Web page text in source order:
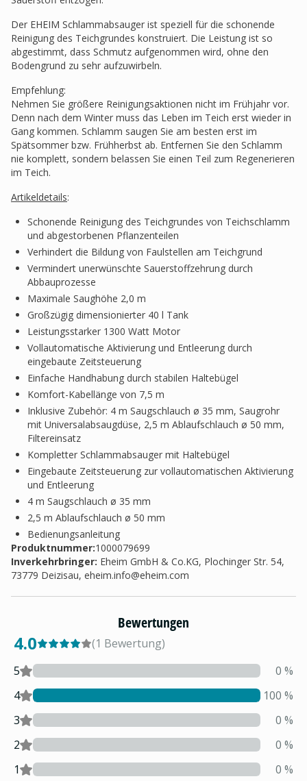
Der EHEIM Schlammabsauger ist speziell für die schonende
Reinigung des Teichgrundes konstruiert. Die Leistung ist so
abgestimmt, dass Schmutz aufgenommen wird, ohne den
Bodengrund zu sehr aufzuwirbeln.
Empfehlung:
Nehmen Sie größere Reinigungsaktionen nicht im Frühjahr vor.
Denn nach dem Winter muss das Leben im Teich erst wieder in
Gang kommen. Schlamm saugen Sie am besten erst im
Spätsommer bzw. Frühherbst ab. Entfernen Sie den Schlamm
nie komplett, sondern belassen Sie einen Teil zum Regenerieren
im Teich.
Artikeldetails:
Schonende Reinigung des Teichgrundes von Teichschlamm
und abgestorbenen Pflanzenteilen
Verhindert die Bildung von Faulstellen am Teichgrund
Vermindert unerwünschte Sauerstoffzehrung durch
Abbauprozesse
Maximale Saughöhe 2,0 m
Großzügig dimensionierter 40 l Tank
Leistungsstarker 1300 Watt Motor
Vollautomatische Aktivierung und Entleerung durch
eingebaute Zeitsteuerung
Einfache Handhabung durch stabilen Haltebügel
Komfort-Kabellänge von 7,5 m
Inklusive Zubehör: 4 m Saugschlauch ø 35 mm, Saugrohr
mit Universalabsaugdüse, 2,5 m Ablaufschlauch ø 50 mm,
Filtereinsatz
Kompletter Schlammabsauger mit Haltebügel
Eingebaute Zeitsteuerung zur vollautomatischen Aktivierung
und Entleerung
4 m Saugschlauch ø 35 mm
2,5 m Ablaufschlauch ø 50 mm
Bedienungsanleitung
Produktnummer:1000079699
Inverkehrbringer: Eheim GmbH & Co.KG, Plochinger Str. 54,
73779 Deizisau, eheim.info@eheim.com
Bewertungen
4.0 (1 Bewertung)
5
0 %
4
100 %
3
0 %
2
0 %
1
0 %